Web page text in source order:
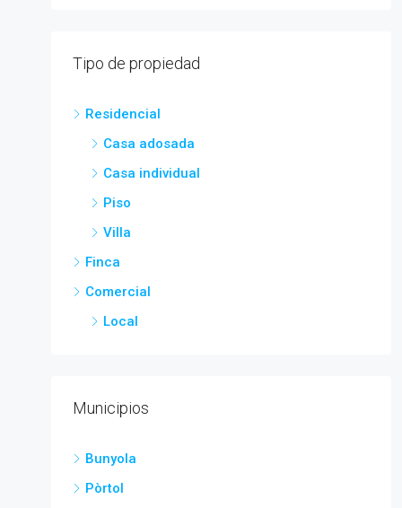
Tipo de propiedad
Residencial
Casa adosada
Casa individual
Piso
Villa
Finca
Comercial
Local
Municipios
Bunyola
Pòrtol